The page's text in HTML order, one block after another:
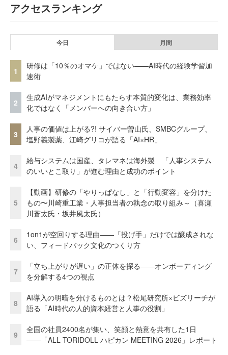
アクセスランキング
今日 月間
1
研修は「10％のオマケ」ではない——AI時代の経験学習加
速術
2
生成AIがマネジメントにもたらす本質的変化は、業務効率
化ではなく「メンバーへの向き合い方」
3
人事の価値は上がる?! サイバー曽山氏、SMBCグループ、
塩野義製薬、江崎グリコが語る「AI×HR」
4
給与システムは国産、タレマネは海外製 「人事システム
のいいとこ取り」が進む理由と成功のポイント
5
【動画】研修の「やりっぱなし」と「行動変容」を分けた
もの〜川崎重工業・人事担当者の執念の取り組み～（喜瀬
川蒼太氏・坂井風太氏）
6
1on1が空回りする理由——「投げ手」だけでは醸成されな
い、フィードバック文化のつくり方
7
「立ち上がりが遅い」の正体を探る——オンボーディング
を分解する4つの視点
8
AI導入の明暗を分けるものとは？松尾研究所×ビズリーチが
語る「AI時代の人的資本経営と人事の役割」
9
全国の社員2400名が集い、笑顔と熱意を共有した1日
――「ALL TORIDOLL ハピカン MEETING 2026」レポート